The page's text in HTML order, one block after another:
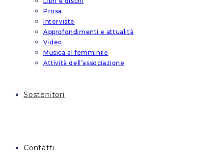
Prosa
Interviste
Approfondimenti e attualità
Video
Musica al femminile
Attività dell’associazione
Sostenitori
Contatti